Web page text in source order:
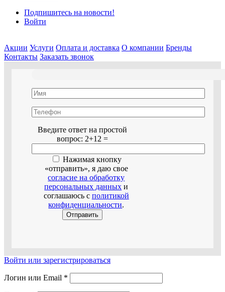
Подпишитесь на новости!
Войти
Акции Услуги Оплата и доставка О компании Бренды
Контакты Заказать звонок
Введите ответ на простой
вопрос: 2+12 =
Нажимая кнопку
«отправить», я даю свое
согласие на обработку
персональных данных и
соглашаюсь с политикой
конфиденциальности.
Войти или зарегистрироваться
Логин или Email *